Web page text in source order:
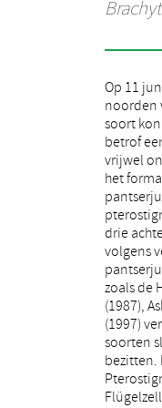
Op 11
noorden
soort
betrof
vrijwel
het
drie
volgens
zoals de
(1987),
(1997)
soorten
bezitten.
Volgens
aantal
worden
drie
wordt
borststuk
slechts
mij aldus
Was dit
is er
de